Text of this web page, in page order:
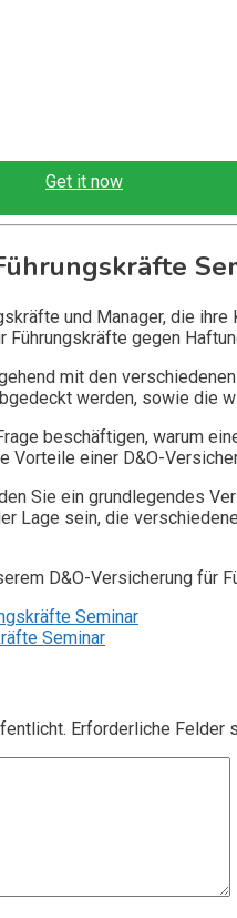
Get it now
und Manager, die
gegen
mit den
werden, sowie die
beschäftigen, warum
einer D&O-
Sie ein grundlegendes
Lage sein, die
D&O-Versicherung für
Seminar
Seminar
Erforderliche Felder